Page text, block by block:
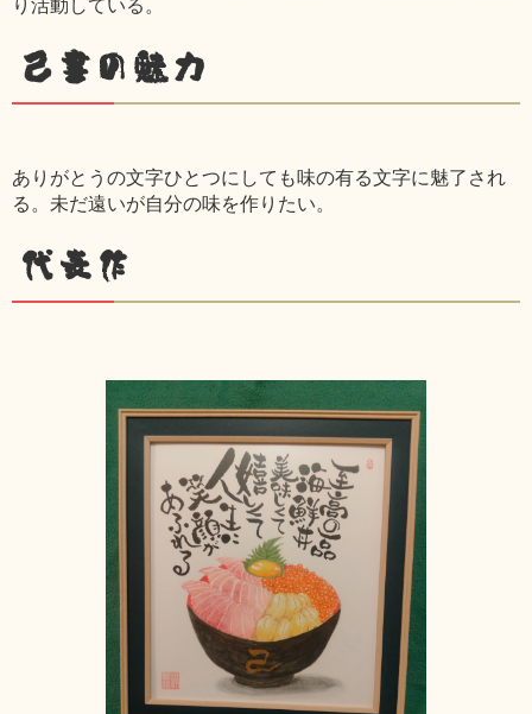
己書の魅力
ありがとうの文字ひとつにしても味の有る文字に魅了され
る。未だ遠いが自分の味を作りたい。
代表作